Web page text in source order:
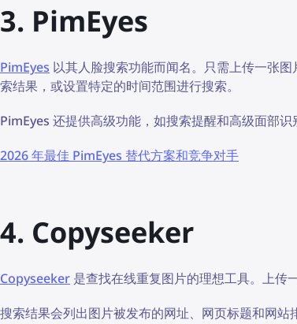
3. PimEyes
PimEyes 以其人脸搜索功能而闻名。只需上传一张
索结果，或设置特定的时间范围进行搜索。
PimEyes 还提供高级功能，如搜索提醒和高级面部
2026 年最佳 PimEyes 替代方案和竞争对手
4. Copyseeker
Copyseeker 是查找在线重复图片的理想工具。上传
搜索结果会列出图片被发布的网址、网页标题和网站